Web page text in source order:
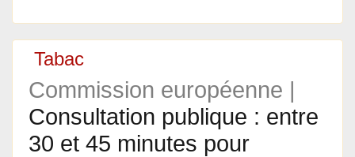
Tabac
Commission européenne |
Consultation publique : entre
30 et 45 minutes pour